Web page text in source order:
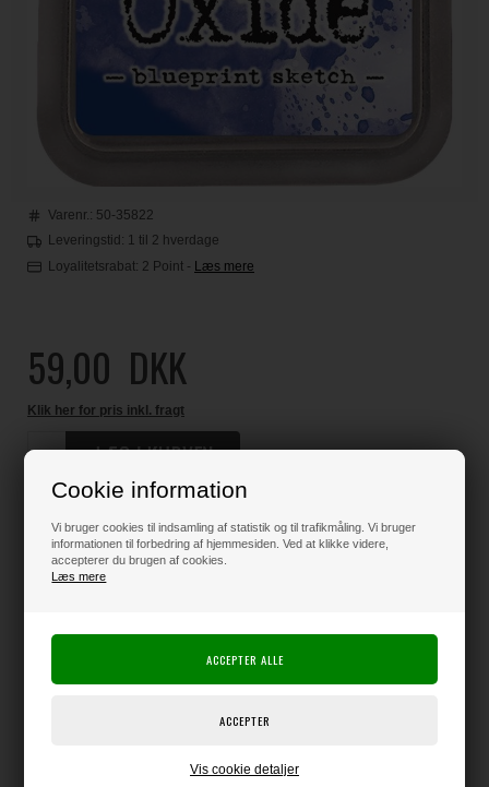
Cookie information
Vi bruger cookies til indsamling af statistik og til trafikmåling. Vi bruger
informationen til forbedring af hjemmesiden. Ved at klikke videre,
accepterer du brugen af cookies.
Læs mere
Vis cookie detaljer
Varenr.: 50-35822
Leveringstid: 1 til 2 hverdage
Loyalitetsrabat: 2 Point - Læs mere
59,00 DKK
Klik her for pris inkl. fragt
Producent:Ranger Ink
projekter.
et lidt anderledes resultat end den klassiske Distress Ink.
Den ophøjede pude måler ca. 5 x 5 cm